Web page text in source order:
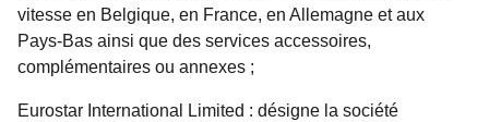
vitesse en Belgique, en France, en Allemagne et aux
Pays-Bas ainsi que des services accessoires,
complémentaires ou annexes ;
Eurostar International Limited : désigne la société